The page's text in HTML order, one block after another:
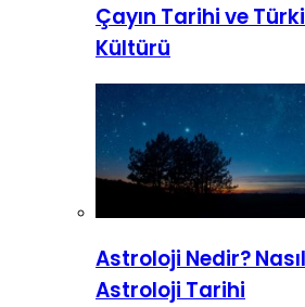
Çayın Tarihi ve
Kültürü
Astroloji Nedir?
Astroloji Tarihi